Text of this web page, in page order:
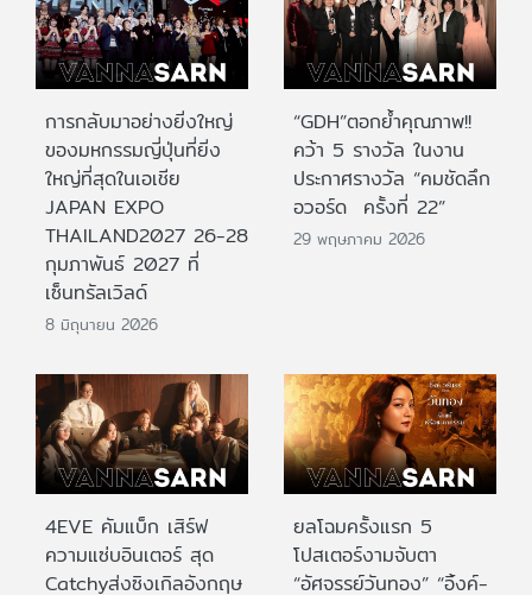
การกลับมาอย่างยิ่งใหญ่
ของมหกรรมญี่ปุ่นที่ยิ่ง
ใหญ่ที่สุดในเอเชีย
JAPAN EXPO
THAILAND2027 26-28
กุมภาพันธ์ 2027 ที่
เซ็นทรัลเวิลด์
8 มิถุนายน 2026
“GDH”ตอกย้ำคุณภาพ!!
คว้า 5 รางวัล ในงาน
ประกาศรางวัล “คมชัดลึก
อวอร์ด ครั้งที่ 22”
29 พฤษภาคม 2026
4EVE คัมแบ็ก เสิร์ฟ
ความแซ่บอินเตอร์ สุด
Catchyส่งซิงเกิลอังกฤษ
ยลโฉมครั้งแรก 5
โปสเตอร์งามจับตา
“อัศจรรย์วันทอง” “อิ้งค์-